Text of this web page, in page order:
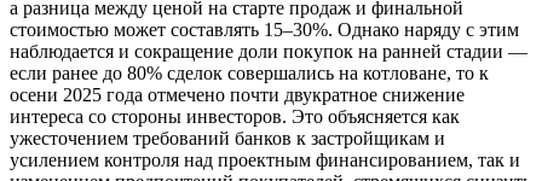
а разница между ценой на старте продаж и финальной
стоимостью может составлять 15–30%. Однако наряду с этим
наблюдается и сокращение доли покупок на ранней стадии —
если ранее до 80% сделок совершались на котловане, то к
осени 2025 года отмечено почти двукратное снижение
интереса со стороны инвесторов. Это объясняется как
ужесточением требований банков к застройщикам и
усилением контроля над проектным финансированием, так и